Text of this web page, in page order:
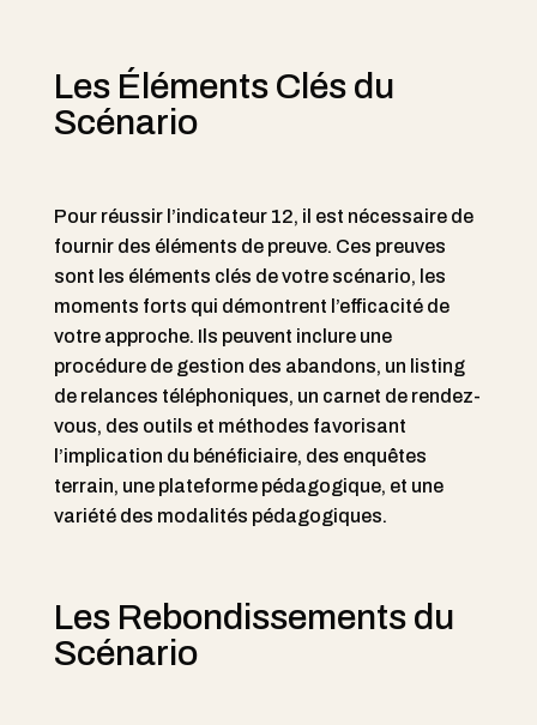
Les Éléments Clés du
Scénario
Pour réussir l’indicateur 12, il est nécessaire de
fournir des éléments de preuve. Ces preuves
sont les éléments clés de votre scénario, les
moments forts qui démontrent l’efficacité de
votre approche. Ils peuvent inclure une
procédure de gestion des abandons, un listing
de relances téléphoniques, un carnet de rendez-
vous, des outils et méthodes favorisant
l’implication du bénéficiaire, des enquêtes
terrain, une plateforme pédagogique, et une
variété des modalités pédagogiques.
Les Rebondissements du
Scénario